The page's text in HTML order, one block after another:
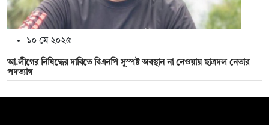
১০ মে ২০২৫
আ.লীগের নিষিদ্ধের দাবিতে বিএনপি সুস্পষ্ট অবস্থান না নেওয়ায় ছাত্রদল নেতার
পদত্যাগ